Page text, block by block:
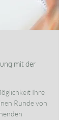
mit der
Ihre
Runde von